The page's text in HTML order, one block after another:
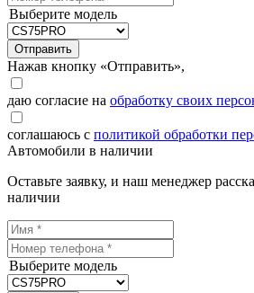
Выберите модель
Отправить
Нажав кнопку «Отправить»,
даю согласие на обработку своих
соглашаюсь с политикой обработки
Автомобили в наличии
Оставьте заявку, и наш менеджер
наличии
Выберите модель